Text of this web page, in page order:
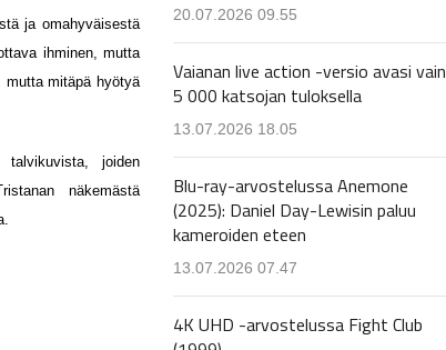
ja omahyväisestä
ihminen, mutta
mutta mitäpä hyötyä
talvikuvista, joiden
näkemästä
20.07.2026 09.55
Vaianan live action -versio avasi vain
5 000 katsojan tuloksella
13.07.2026 18.05
Blu-ray-arvostelussa Anemone
(2025): Daniel Day-Lewisin paluu
kameroiden eteen
13.07.2026 07.47
4K UHD -arvostelussa Fight Club